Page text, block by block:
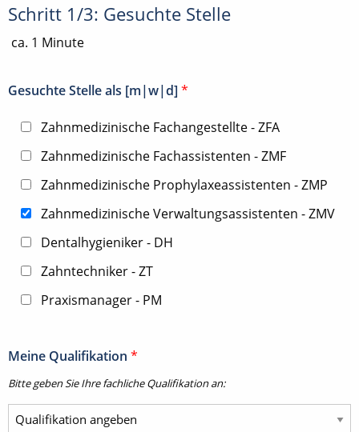
Schritt 1/3: Gesuchte Stelle
ca. 1 Minute
Gesuchte Stelle als [m|w|d] *
Zahnmedizinische Fachangestellte - ZFA
Zahnmedizinische Fachassistenten - ZMF
Zahnmedizinische Prophylaxeassistenten - ZMP
Zahnmedizinische Verwaltungsassistenten - ZMV
Dentalhygieniker - DH
Zahntechniker - ZT
Praxismanager - PM
Meine Qualifikation *
Bitte geben Sie Ihre fachliche Qualifikation an: